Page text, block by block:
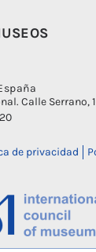
Calle Serrano,
de privacidad